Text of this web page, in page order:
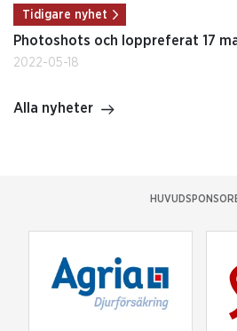
Tidigare nyhet
Photoshots och loppreferat 17
2022-05-18
Alla nyheter